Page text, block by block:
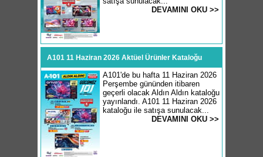
DEVAMINI OKU >>
A101 11 Haziran 2026 Aktüel Ürünler Kataloğu
A101'de bu hafta 11 Haziran 2026
Perşembe gününden itibaren
geçerli olacak Aldın Aldın kataloğu
yayınlandı. A101 11 Haziran 2026
kataloğu ile satışa sunulacak...
DEVAMINI OKU >>